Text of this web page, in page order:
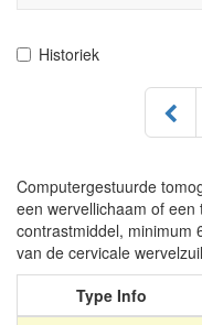
Historiek
Computergestuurde
een wervellichaam of
contrastmiddel, minimum
van de cervicale wervelzuil
Type Info